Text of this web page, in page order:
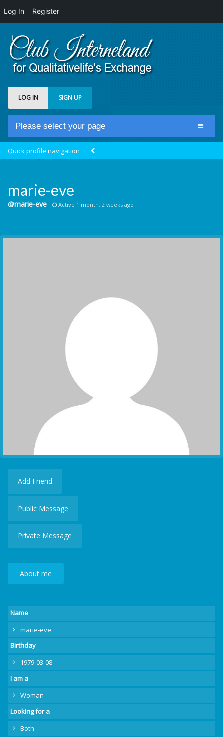
Log In Register
LOG IN SIGN UP
Please select your page
Groups
Communication Point
Quick profile navigation
marie-eve
@marie-eve Active 1 month, 2 weeks ago
Add Friend
Public Message
Private Message
About me
Name
marie-eve
Birthday
1979-03-08
I am a
Woman
Looking for a
Both